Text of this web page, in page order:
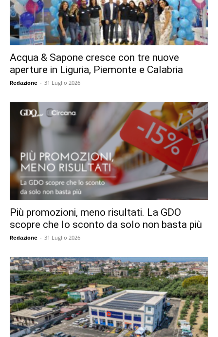
Acqua & Sapone cresce con tre nuove
aperture in Liguria, Piemonte e Calabria
Redazione - 31 Luglio 2026
Più promozioni, meno risultati. La GDO
scopre che lo sconto da solo non basta più
Redazione - 31 Luglio 2026